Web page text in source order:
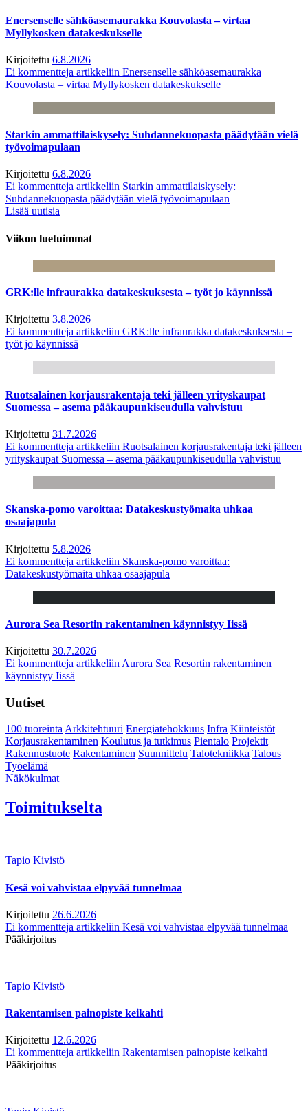
Enersenselle sähköasemaurakka Kouvolasta – virtaa
Myllykosken datakeskukselle
Kirjoitettu 6.8.2026
Ei kommentteja artikkeliin Enersenselle sähköasemaurakka
Kouvolasta – virtaa Myllykosken datakeskukselle
Starkin ammattilaiskysely: Suhdannekuopasta päädytään vielä
työvoimapulaan
Kirjoitettu 6.8.2026
Ei kommentteja artikkeliin Starkin ammattilaiskysely:
Suhdannekuopasta päädytään vielä työvoimapulaan
Lisää uutisia
Viikon luetuimmat
GRK:lle infraurakka datakeskuksesta – työt jo käynnissä
Kirjoitettu 3.8.2026
Ei kommentteja artikkeliin GRK:lle infraurakka datakeskuksesta –
työt jo käynnissä
Ruotsalainen korjausrakentaja teki jälleen yrityskaupat
Suomessa – asema pääkaupunkiseudulla vahvistuu
Kirjoitettu 31.7.2026
Ei kommentteja artikkeliin Ruotsalainen korjausrakentaja teki jälleen
yrityskaupat Suomessa – asema pääkaupunkiseudulla vahvistuu
Skanska-pomo varoittaa: Datakeskustyömaita uhkaa
osaajapula
Kirjoitettu 5.8.2026
Ei kommentteja artikkeliin Skanska-pomo varoittaa:
Datakeskustyömaita uhkaa osaajapula
Aurora Sea Resortin rakentaminen käynnistyy Iissä
Kirjoitettu 30.7.2026
Ei kommentteja artikkeliin Aurora Sea Resortin rakentaminen
käynnistyy Iissä
Uutiset
100 tuoreintaArkkitehtuuri Energiatehokkuus Infra Kiinteistöt
Korjausrakentaminen Koulutus ja tutkimus Pientalo Projektit
Rakennustuote Rakentaminen Suunnittelu Talotekniikka Talous
Työelämä
Näkökulmat
Toimitukselta
Tapio Kivistö
Kesä voi vahvistaa elpyvää tunnelmaa
Kirjoitettu 26.6.2026
Ei kommentteja artikkeliin Kesä voi vahvistaa elpyvää tunnelmaa
Pääkirjoitus
Tapio Kivistö
Rakentamisen painopiste keikahti
Kirjoitettu 12.6.2026
Ei kommentteja artikkeliin Rakentamisen painopiste keikahti
Pääkirjoitus